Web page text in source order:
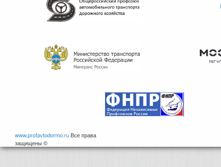
www.profavtodormo.ru Все права
защищены ©